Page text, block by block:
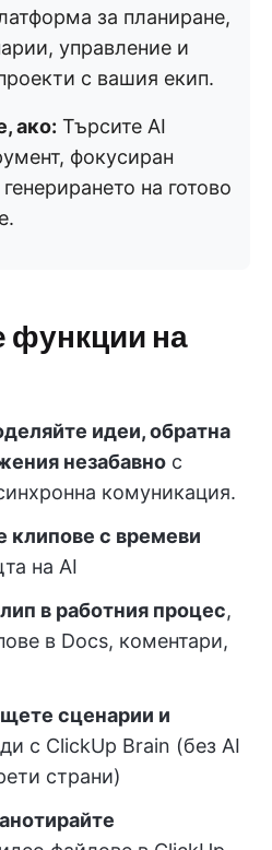
за планиране,
управление и
с вашия екип.
ако: Търсите AI
фокусиран
на готово
функции на
идеи, обратна
незабавно с
комуникация.
клипове с времеви
на AI
в работния процес,
в Docs, коментари,
сценарии и
с ClickUp Brain (без AI
страни)